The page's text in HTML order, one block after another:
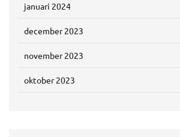
januari 2024
december 2023
november 2023
oktober 2023